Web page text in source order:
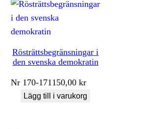
Rösträttsbegränsningar i
den svenska demokratin
Nr 170-171150,00kr
Lägg till i varukorg